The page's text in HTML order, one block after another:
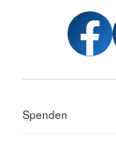
Spenden